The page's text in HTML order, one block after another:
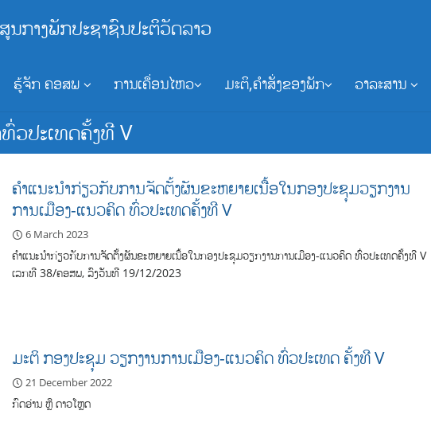
ນກາງພັກປະຊາຊົນປະຕິວັດລາວ
ຮູ້ຈັກ ຄອສພ ການເຄື່ອນໄຫວ ມະຕິ,ຄຳສັ່ງຂອງພັກ ວາລະສານ
ວປະເທດຄັ້ງທີ V
ຄຳແນະນຳກ່ຽວກັບການຈັດຕັ້ງຜັນຂະຫຍາຍເນື້ອໃນກອງປະຊຸມວຽກງານ
ການເມືອງ-ແນວຄິດ ທົ່ວປະເທດຄັ້ງທີ V
6 March 2023
ຄຳແນະນຳກ່ຽວກັບການຈັດຕັ້ງຜັນຂະຫຍາຍເນື້ອໃນກອງປະຊຸມວຽກງານການເມືອງ-ແນວຄິດ ທົ່ວປະເທດຄັ້ງທີ V
ເລກທີ 38/ຄອສພ, ລົງວັນທີ 19/12/2023
ມະຕິ ກອງປະຊຸມ ວຽກງານການເມືອງ-ແນວຄິດ ທົ່ວປະເທດ ຄັ້ງທີ V
21 December 2022
ກົດອ່ານ ຫຼື ດາວໂຫຼດ